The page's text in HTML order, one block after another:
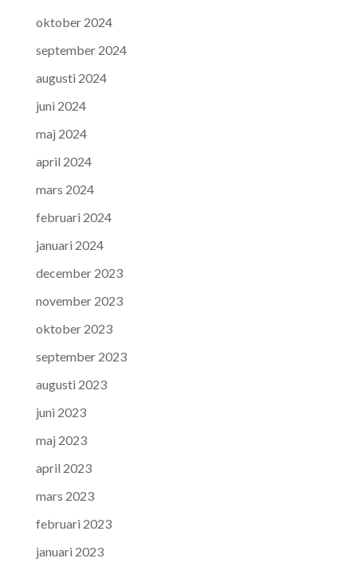
oktober 2024
september 2024
augusti 2024
juni 2024
maj 2024
april 2024
mars 2024
februari 2024
januari 2024
december 2023
november 2023
oktober 2023
september 2023
augusti 2023
juni 2023
maj 2023
april 2023
mars 2023
februari 2023
januari 2023